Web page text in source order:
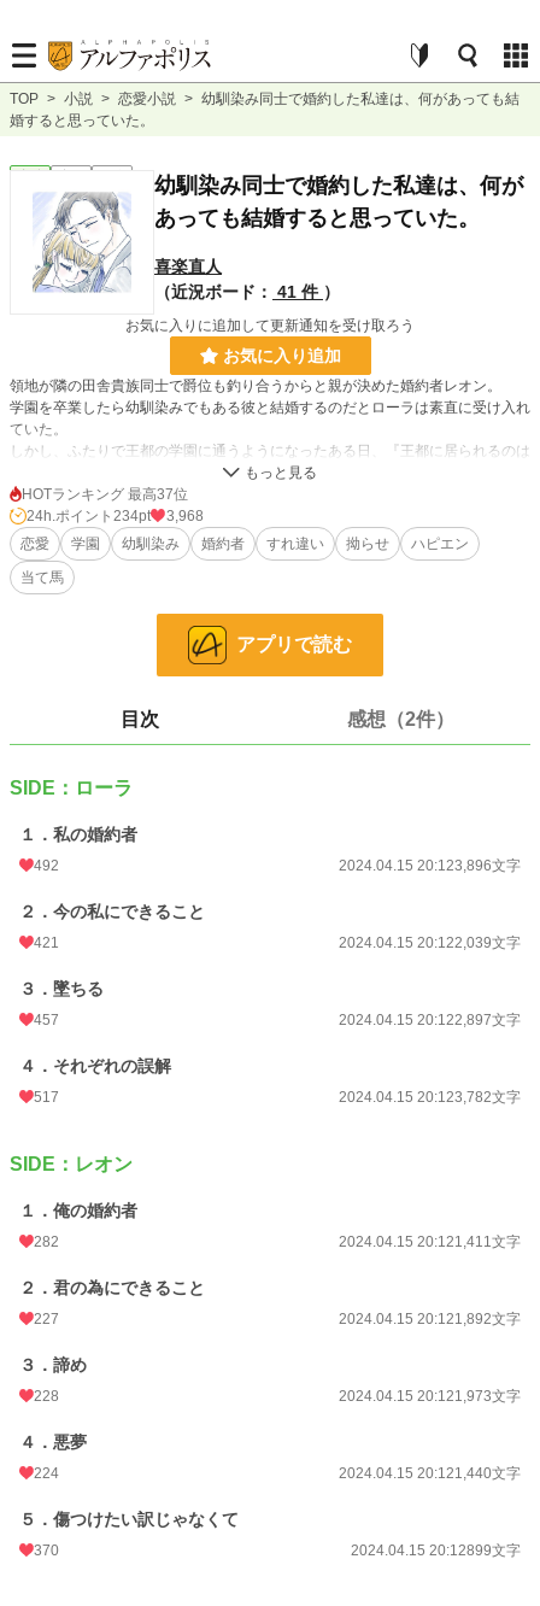
TOP > 小説 > 恋愛小説 > 幼馴染み同士で婚約した私達は、何があっても結
婚すると思っていた。
幼馴染み同士で婚約した私達は、何が
あっても結婚すると思っていた。
喜楽直人
（近況ボード： 41 件 ）
お気に入りに追加して更新通知を受け取ろう
お気に入り追加
領地が隣の田舎貴族同士で爵位も釣り合うからと親が決めた婚約者レオン。
学園を卒業したら幼馴染みでもある彼と結婚するのだとローラは素直に受け入れ
ていた。
しかし、ふたりで王都の学園に通うようになったある日、『王都に居られるのは
学生の間だけだ。その間だけでも、お互い自由に、世界を広げておくべきだと思
う』と距離を置かれてしまう。
挙句、学園内のパーティの席で、彼の隣にはローラではない令嬢が立ち、エスコ
ートをする始末。
パーティの度に次々とエスコートする令嬢を替え、浮名を流すようになっていく
婚約者に、ローラはひとり胸を痛める。
レオンは、いつも同じ令嬢を連れて歩くようになったのだ。
5,733 位 / 228,638 件
2,768 位 / 66,327 件
文字数 21,112
週間ポイント
月間ポイント 3,244 pt (11,586 位)
年間ポイント
HOTランキング 最高37位
24h.ポイント 234pt
3,968
恋愛
学園 幼馴染み 婚約者 すれ違い 拗らせ
ハピエン
当て馬
アプリで読む
目次 感想（2件）
SIDE：ローラ
１．私の婚約者
492 2024.04.15 20:123,896文字
２．今の私にできること
421 2024.04.15 20:122,039文字
３．墜ちる
457 2024.04.15 20:122,897文字
４．それぞれの誤解
517 2024.04.15 20:123,782文字
SIDE：レオン
１．俺の婚約者
282 2024.04.15 20:121,411文字
２．君の為にできること
227 2024.04.15 20:121,892文字
３．諦め
228 2024.04.15 20:121,973文字
４．悪夢
224 2024.04.15 20:121,440文字
５．傷つけたい訳じゃなくて
370 2024.04.15 20:12899文字